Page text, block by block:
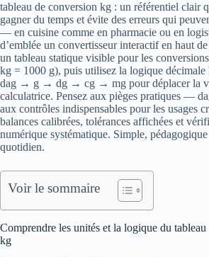
tableau de conversion kg : un référentiel clair
gagner du temps et évite des erreurs qui
— en cuisine comme en pharmacie ou en
d’emblée un convertisseur interactif en haut
un tableau statique visible pour les
kg = 1000 g), puis utilisez la logique
dag → g → dg → cg → mg pour déplacer la
calculatrice. Pensez aux pièges pratiques —
aux contrôles indispensables pour les usages
balances calibrées, tolérances affichées et
numérique systématique. Simple,
quotidien.
Voir le sommaire
Comprendre les unités et la logique du
kg